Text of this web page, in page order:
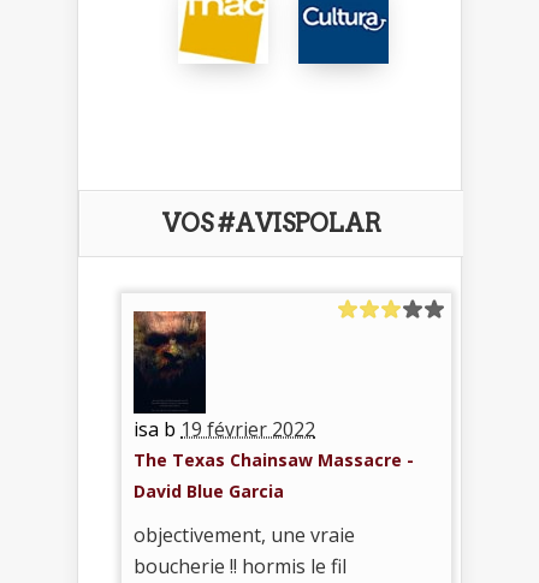
VOS #AVISPOLAR
isa b 19 février 2022
The Texas Chainsaw Massacre -
David Blue Garcia
objectivement, une vraie
boucherie !! hormis le fil